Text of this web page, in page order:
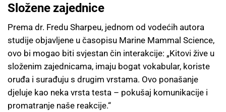
Složene zajednice
Prema dr. Fredu Sharpeu, jednom od vodećih autora
studije objavljene u časopisu Marine Mammal Science,
ovo bi mogao biti svjestan čin interakcije: „Kitovi žive u
složenim zajednicama, imaju bogat vokabular, koriste
oruđa i surađuju s drugim vrstama. Ovo ponašanje
djeluje kao neka vrsta testa – pokušaj komunikacije i
promatranje naše reakcije.“